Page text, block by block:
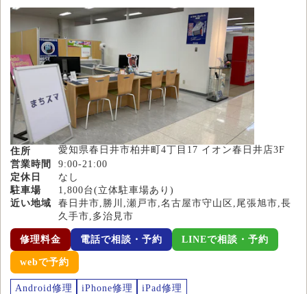
住所
愛知県春日井市柏井町4丁目17 イオン春日井店3F
営業時間
9:00-21:00
定休日
なし
駐車場
1,800台(立体駐車場あり)
近い地域
春日井市,勝川,瀬戸市,名古屋市守山区,尾張旭市,長
久手市,多治見市
修理料金 電話で相談・予約 LINEで相談・予約
webで予約
Android修理 iPhone修理
iPad修理